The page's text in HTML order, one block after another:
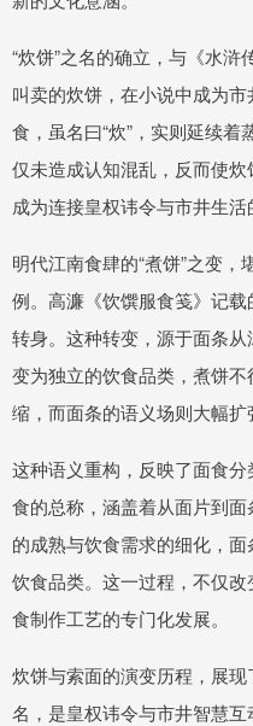
“炊饼”之名的确立，与《水
叫卖的炊饼，在小说中成为
食，虽名曰“炊”，实则延续
仅未造成认知混乱，反而使
成为连接皇权讳令与市井生活
明代江南食肆的“煮饼”之变
例。高濂《饮馔服食笺》记载
转身。这种转变，源于面条
变为独立的饮食品类，煮饼
缩，而面条的语义场则大幅扩
这种语义重构，反映了面食
食的总称，涵盖着从面片到
的成熟与饮食需求的细化，
饮食品类。这一过程，不仅
食制作工艺的专门化发展。
炊饼与索面的演变历程，展
名，是皇权讳令与市井智慧